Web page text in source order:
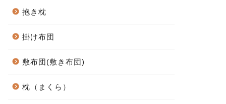
抱き枕
掛け布団
敷布団(敷き布団)
枕（まくら）